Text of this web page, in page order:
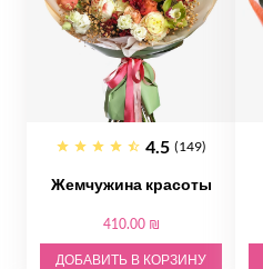
4.5 (149)
Жемчужина красоты
410.00 ₪
ДОБАВИТЬ В КОРЗИНУ